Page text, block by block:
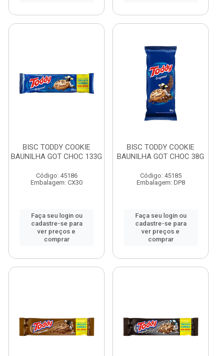
BISC TODDY COOKIE
BAUNILHA GOT CHOC 133G
Código: 45186
Embalagem: CX30
Faça seu login ou
cadastre-se para
ver preços e
comprar
BISC TODDY COOKIE
BAUNILHA GOT CHOC 38G
Código: 45185
Embalagem: DP8
Faça seu login ou
cadastre-se para
ver preços e
comprar